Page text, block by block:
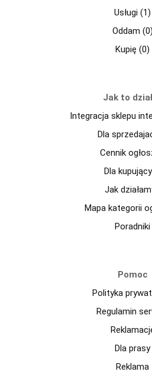
Usługi (1)
Oddam (0)
Kupię (0)
Jak to
Integracja sklepu
Dla
Cennik
Dla
Jak
Mapa kategorii
Poradniki
Pomoc
Polityka
Regulamin
Dla prasy
Reklama